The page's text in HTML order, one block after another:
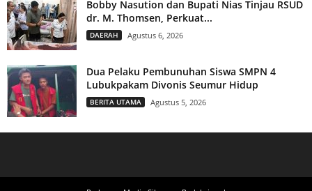
Bobby Nasution dan Bupati Nias Tinjau RSUD
dr. M. Thomsen, Perkuat...
DAERAH Agustus 6, 2026
Dua Pelaku Pembunuhan Siswa SMPN 4
Lubukpakam Divonis Seumur Hidup
BERITA UTAMA Agustus 5, 2026